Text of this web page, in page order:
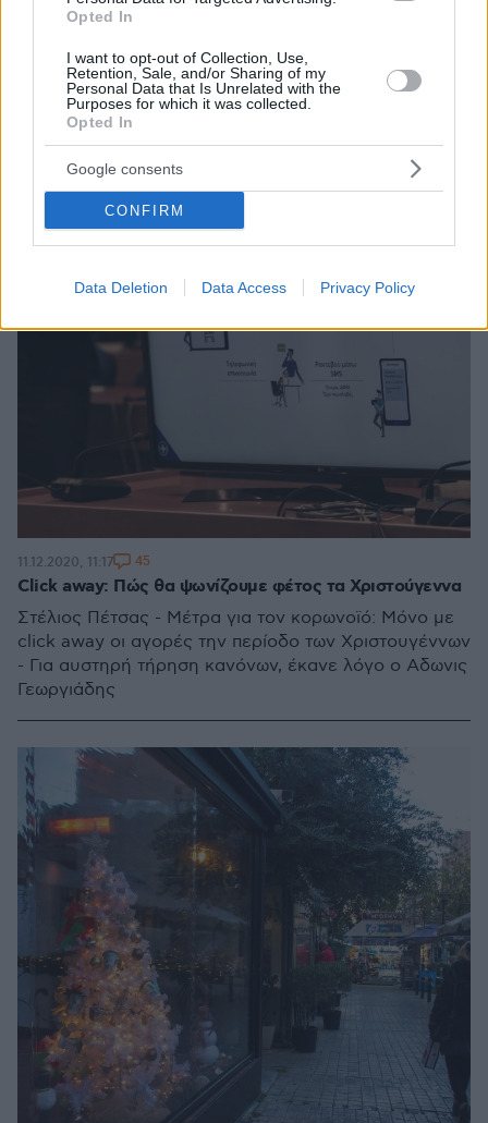
Opted In
I want to opt-out of Collection, Use,
Retention, Sale, and/or Sharing of my
Personal Data that Is Unrelated with the
Purposes for which it was collected.
Opted In
Google consents
CONFIRM
Data Deletion Data Access Privacy Policy
τα SMS μετακίνησης
Click away: Πώς θα ψωνίζουμε φέτος τα Χριστούγεννα
Στέλιος Πέτσας - Μέτρα για τον κορωνοϊό: Μόνο με
click away οι αγορές την περίοδο των Χριστουγέννων
- Για αυστηρή τήρηση κανόνων, έκανε λόγο ο Αδωνις
Γεωργιάδης
11.12.2020, 11:17 45